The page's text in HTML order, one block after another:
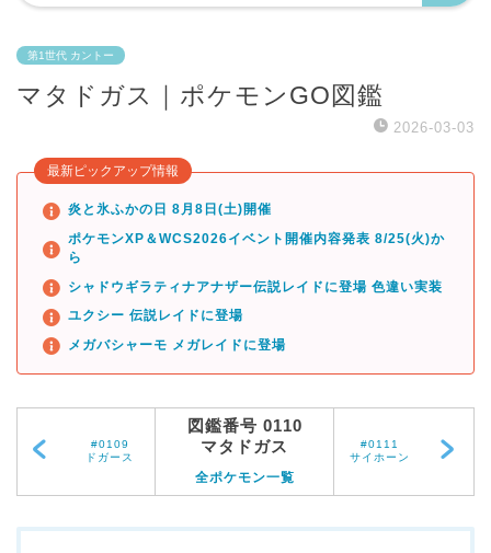
第1世代 カントー
マタドガス｜ポケモンGO図鑑
2026-03-03
最新ピックアップ情報
炎と氷ふかの日 8月8日(土)開催
ポケモンXP＆WCS2026イベント開催内容発表 8/25(火)か
ら
シャドウギラティナアナザー伝説レイドに登場 色違い実装
ユクシー 伝説レイドに登場
メガバシャーモ メガレイドに登場
#0109
ドガース
図鑑番号 0110
マタドガス
全ポケモン一覧
#0111
サイホーン